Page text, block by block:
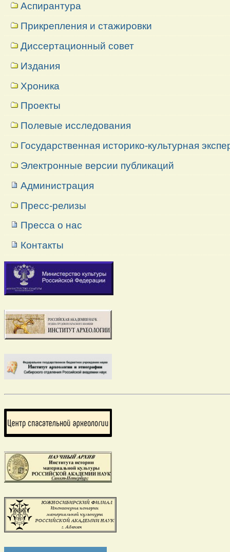
Аспирантура
Прикрепления и стажировки
Диссертационный совет
Издания
Хроника
Проекты
Полевые исследования
Государственная историко-культурная
Электронные версии публикаций
Администрация
Пресс-релизы
Пресса о нас
Контакты